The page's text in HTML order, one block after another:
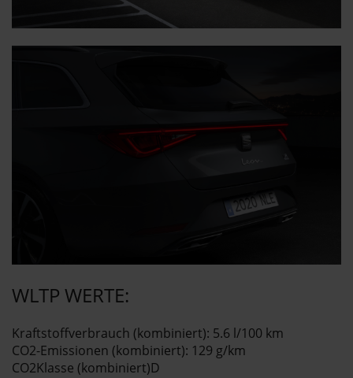
WLTP WERTE:
Kraftstoffverbrauch (kombiniert): 5.6 l/100 km
CO2-Emissionen (kombiniert): 129 g/km
CO2Klasse (kombiniert)D